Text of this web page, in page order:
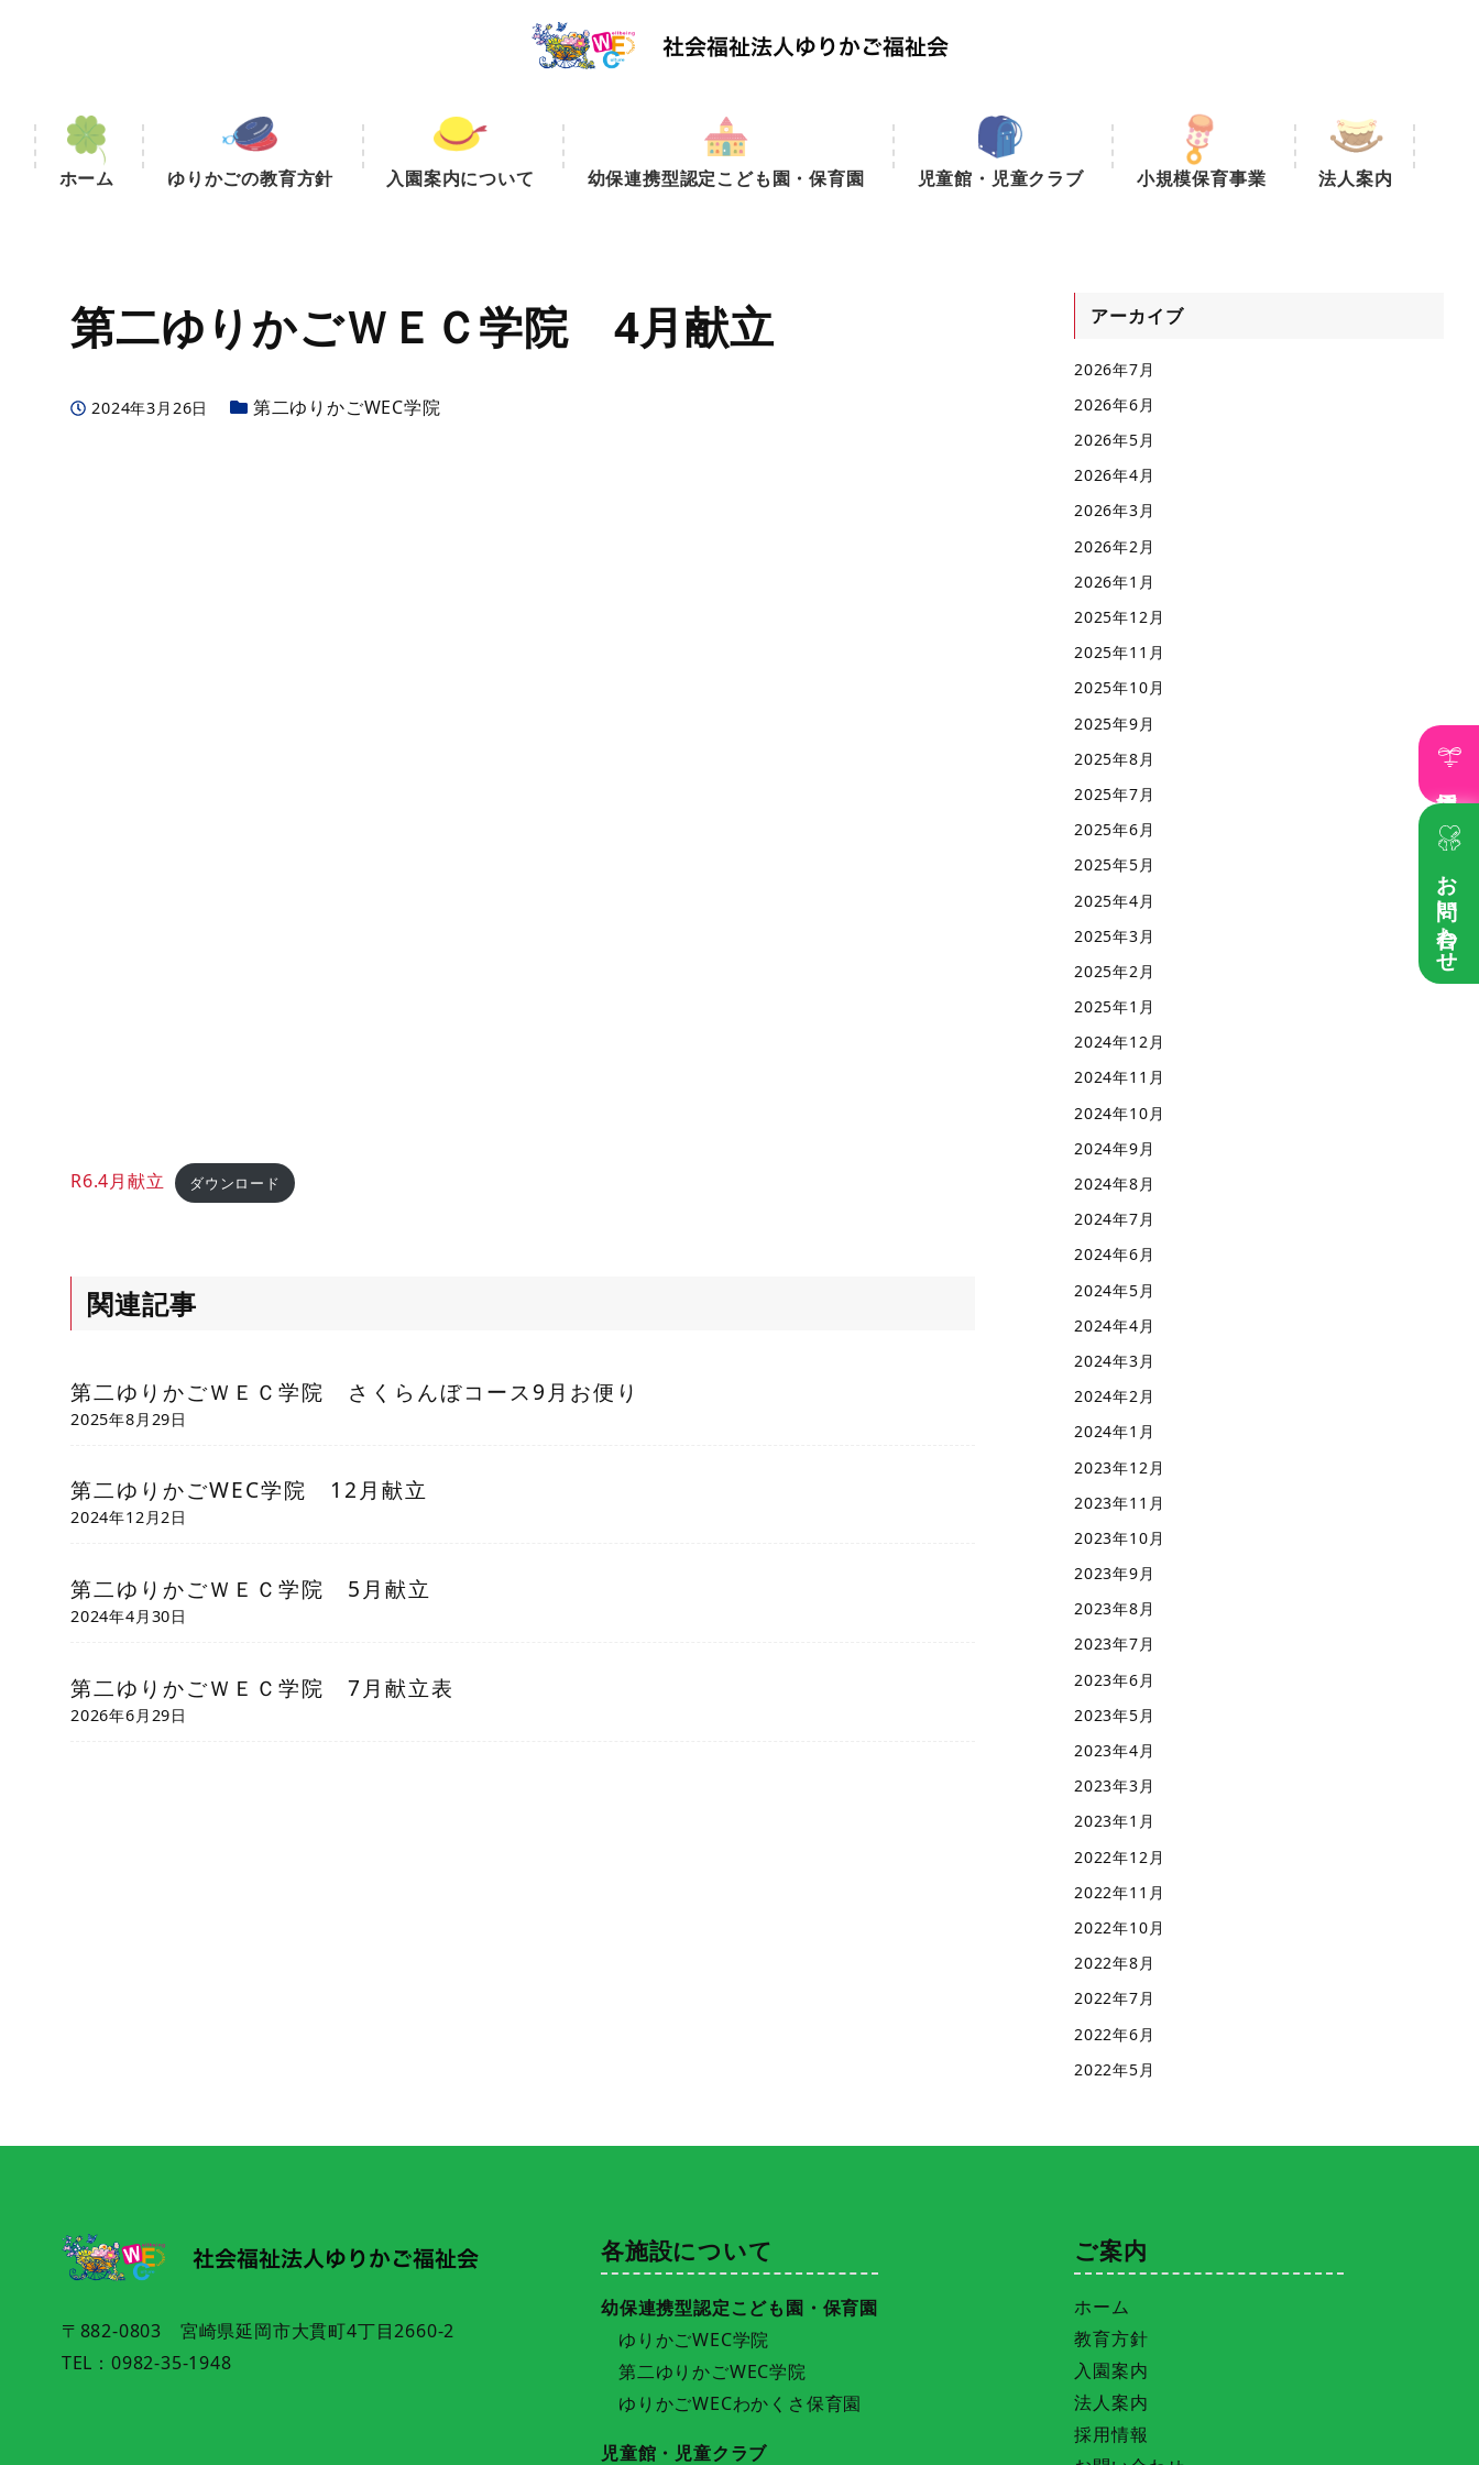
お問い合わせ
ホーム ゆりかごの教育方針 入園案内について 幼保連携型認定こども園・保育園 児童館・児童クラブ 小規模保育事業 法人案内
第二ゆりかごＷＥＣ学院 4月献立
投稿日
2024年3月26日 カテゴリー
第二ゆりかごWEC学院
R6.4月献立 ダウンロード
関連記事
第二ゆりかごＷＥＣ学院 さくらんぼコース9月お便り
2025年8月29日
第二ゆりかごWEC学院 12月献立
2024年12月2日
第二ゆりかごＷＥＣ学院 5月献立
2024年4月30日
第二ゆりかごＷＥＣ学院 7月献立表
2026年6月29日
アーカイブ
2026年7月
2026年6月
2026年5月
2026年4月
2026年3月
2026年2月
2026年1月
2025年12月
2025年11月
2025年10月
2025年9月
2025年8月
2025年7月
2025年6月
2025年5月
2025年4月
2025年3月
2025年2月
2025年1月
2024年12月
2024年11月
2024年10月
2024年9月
2024年8月
2024年7月
2024年6月
2024年5月
2024年4月
2024年3月
2024年2月
2024年1月
2023年12月
2023年11月
2023年10月
2023年9月
2023年8月
2023年7月
2023年6月
2023年5月
2023年4月
2023年3月
2023年1月
2022年12月
2022年11月
2022年10月
2022年8月
2022年7月
2022年6月
2022年5月
〒882-0803 宮崎県延岡市大貫町4丁目2660-2
TEL：0982-35-1948
各施設について
幼保連携型認定こども園・保育園
ゆりかごWEC学院
第二ゆりかごWEC学院
ゆりかごWECわかくさ保育園
児童館・児童クラブ
ご案内
ホーム
教育方針
入園案内
法人案内
採用情報